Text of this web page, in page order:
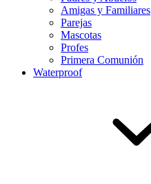
Amigas y Familiares
Parejas
Mascotas
Profes
Primera Comunión
Waterproof